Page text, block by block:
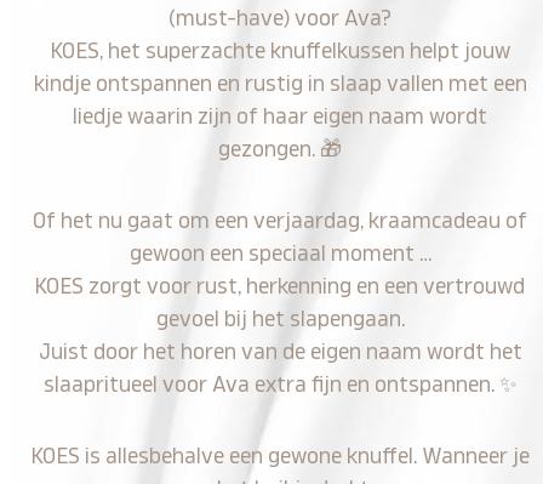
(must-have) voor Ava?
KOES, het superzachte knuffelkussen helpt jouw
kindje ontspannen en rustig in slaap vallen met een
liedje waarin zijn of haar eigen naam wordt
gezongen. 🎁
Of het nu gaat om een verjaardag, kraamcadeau of
gewoon een speciaal moment …
KOES zorgt voor rust, herkenning en een vertrouwd
gevoel bij het slapengaan.
Juist door het horen van de eigen naam wordt het
slaapritueel voor Ava extra fijn en ontspannen. ✨
KOES is allesbehalve een gewone knuffel. Wanneer je